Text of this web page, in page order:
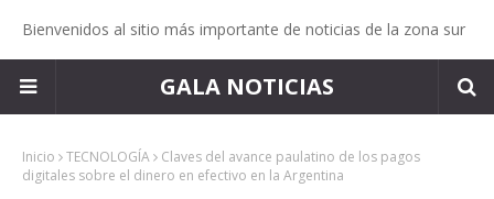
Bienvenidos al sitio más importante de noticias de la zona sur
GALA NOTICIAS
Inicio TECNOLOGÍA
Claves del avance paulatino de los pagos
digitales sobre el dinero en efectivo en la Argentina